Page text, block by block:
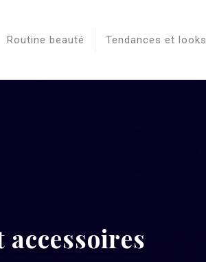
Routine beauté Tendances et looks
accessoires